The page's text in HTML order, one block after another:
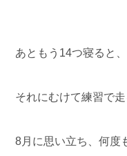
ー
あともう14つ寝ると
それにむけて練習で
8月に思い立ち、何度